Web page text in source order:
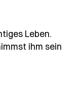
Leben.
ihm sein